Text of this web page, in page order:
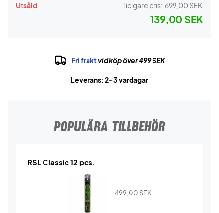
Utsåld Tidigare pris: 699,00 SEK
139,00 SEK
Fri fraktvid köp över 499 SEK
Leverans: 2-3 vardagar
POPULÄRA TILLBEHÖR
RSL Classic 12 pcs.
499,00 SEK